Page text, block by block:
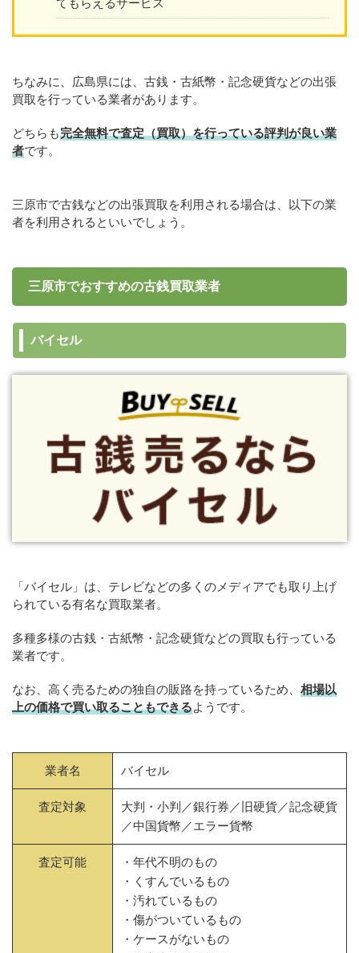
ちなみに、広島県には、古銭・古紙幣・記念硬貨などの出張
買取を行っている業者があります。
どちらも完全無料で査定（買取）を行っている評判が良い業
者です。
三原市で古銭などの出張買取を利用される場合は、以下の業
者を利用されるといいでしょう。
三原市でおすすめの古銭買取業者
バイセル
「バイセル」は、テレビなどの多くのメディアでも取り上げ
られている有名な買取業者。
多種多様の古銭・古紙幣・記念硬貨などの買取も行っている
業者です。
なお、高く売るための独自の販路を持っているため、 相場以
上の価格で買い取ることもできるようです。
業者名 バイセル
査定対象
大判・小判／銀行券／旧硬貨／記念硬貨
／中国貨幣／エラー貨幣
査定可能
・年代不明のもの
・くすんでいるもの
・汚れているもの
・傷がついているもの
・ケースがないもの